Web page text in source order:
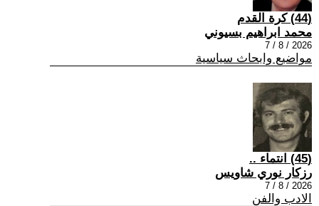
(44) كرة القدم
محمد ابراهيم بسيوني
2026 / 8 / 7
مواضيع وابحاث سياسية
(45) انتماء ..
رزكار نوري شاويس
2026 / 8 / 7
الادب والفن